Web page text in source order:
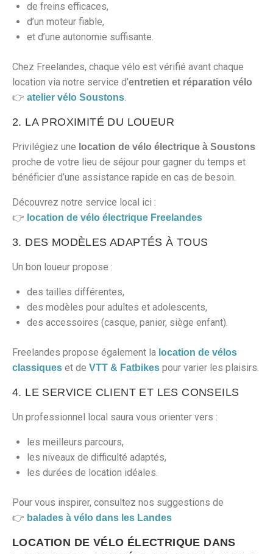
de freins efficaces,
d’un moteur fiable,
et d’une autonomie suffisante.
Chez Freelandes, chaque vélo est vérifié avant chaque
location via notre service d’entretien et réparation vélo
👉 atelier vélo Soustons.
2. LA PROXIMITÉ DU LOUEUR
Privilégiez une location de vélo électrique à Soustons
proche de votre lieu de séjour pour gagner du temps et
bénéficier d’une assistance rapide en cas de besoin.
Découvrez notre service local ici :
👉 location de vélo électrique Freelandes
3. DES MODÈLES ADAPTÉS À TOUS
Un bon loueur propose :
des tailles différentes,
des modèles pour adultes et adolescents,
des accessoires (casque, panier, siège enfant).
Freelandes propose également la location de vélos
classiques et de VTT & Fatbikes pour varier les plaisirs.
4. LE SERVICE CLIENT ET LES CONSEILS
Un professionnel local saura vous orienter vers :
les meilleurs parcours,
les niveaux de difficulté adaptés,
les durées de location idéales.
Pour vous inspirer, consultez nos suggestions de
👉 balades à vélo dans les Landes
LOCATION DE VÉLO ÉLECTRIQUE DANS